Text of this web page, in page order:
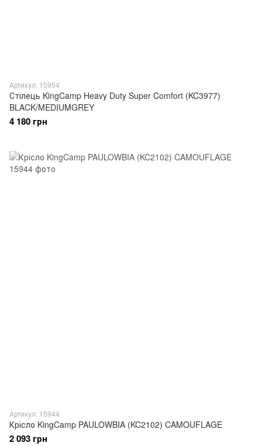
Артикул: 15954
Стілець KingCamp Heavy Duty Super Comfort (KC3977)
BLACK/MEDIUMGREY
4 180 грн
Артикул: 15944
Крісло KingCamp PAULOWBIA (KC2102) CAMOUFLAGE
2 093 грн